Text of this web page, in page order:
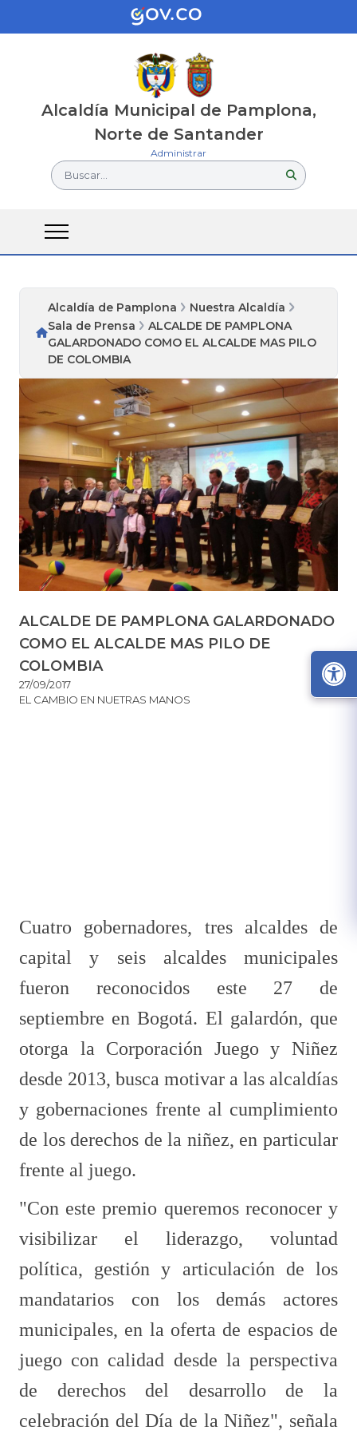
Alcaldía Municipal de Pamplona,
Norte de Santander
Administrar
Buscar...
Alcaldía de Pamplona
Nuestra Alcaldía
Sala de Prensa
ALCALDE DE PAMPLONA
GALARDONADO COMO EL ALCALDE MAS PILO
DE COLOMBIA
ALCALDE DE PAMPLONA GALARDONADO
COMO EL ALCALDE MAS PILO DE
COLOMBIA
27/09/2017
EL CAMBIO EN NUETRAS MANOS
Cuatro gobernadores, tres alcaldes de
capital y seis alcaldes municipales
fueron reconocidos este 27 de
septiembre en Bogotá. El galardón, que
otorga la Corporación Juego y Niñez
desde 2013, busca motivar a las alcaldías
y gobernaciones frente al cumplimiento
de los derechos de la niñez, en particular
frente al juego.
"Con este premio queremos reconocer y
visibilizar el liderazgo, voluntad
política, gestión y articulación de los
mandatarios con los demás actores
municipales, en la oferta de espacios de
juego con calidad desde la perspectiva
de derechos del desarrollo de la
celebración del Día de la Niñez", señala